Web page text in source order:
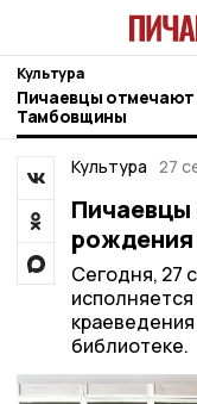
Культура
Пичаевцы
Тамбовщины
Культура 27
Сегодня, 27
библиотеке.